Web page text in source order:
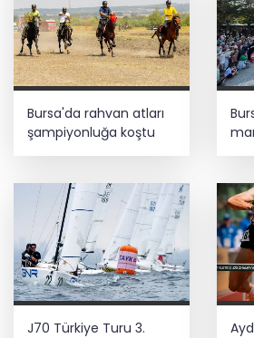
Bursa'da rahvan atları
şampiyonluğa koştu
J70 Türkiye Turu 3.